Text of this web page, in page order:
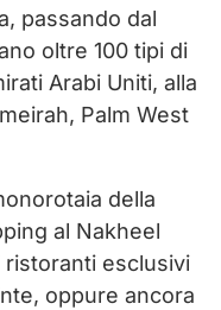
passando dal
oltre 100 tipi di
Arabi Uniti, alla
Palm West
della
al Nakheel
ristoranti esclusivi
oppure ancora